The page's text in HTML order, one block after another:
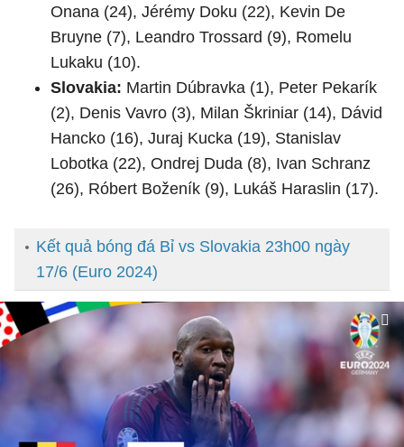
Onana (24), Jérémy Doku (22), Kevin De
Bruyne (7), Leandro Trossard (9), Romelu
Lukaku (10).
Slovakia: Martin Dúbravka (1), Peter Pekarík
(2), Denis Vavro (3), Milan Škriniar (14), Dávid
Hancko (16), Juraj Kucka (19), Stanislav
Lobotka (22), Ondrej Duda (8), Ivan Schranz
(26), Róbert Boženík (9), Lukáš Haraslin (17).
Kết quả bóng đá Bỉ vs Slovakia 23h00 ngày
17/6 (Euro 2024)